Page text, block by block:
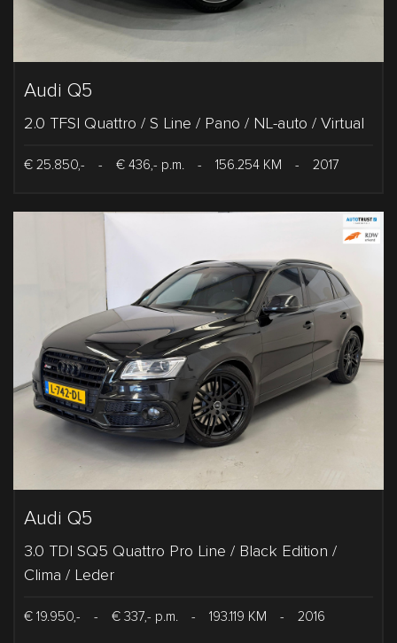
Audi Q5
2.0 TFSI Quattro / S Line / Pano / NL-auto / Virtual
€ 25.850,- - € 436,- p.m. - 156.254 KM - 2017
Audi Q5
3.0 TDI SQ5 Quattro Pro Line / Black Edition /
Clima / Leder
€ 19.950,- - € 337,- p.m. - 193.119 KM - 2016